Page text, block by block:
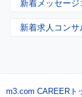
新着メッセー
新着求人コンサ
m3.com CAREERト